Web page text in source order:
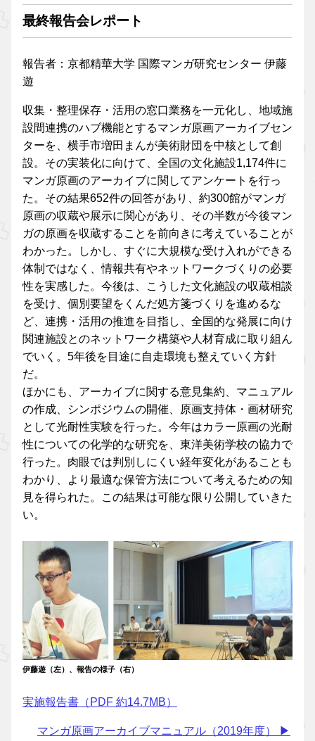
最終報告会レポート
報告者：京都精華大学 国際マンガ研究センター 伊藤
遊
収集・整理保存・活用の窓口業務を一元化し、地域施
設間連携のハブ機能とするマンガ原画アーカイブセン
ターを、横手市増田まんが美術財団を中核として創
設。その実装化に向けて、全国の文化施設1,174件に
マンガ原画のアーカイブに関してアンケートを行っ
た。その結果652件の回答があり、約300館がマンガ
原画の収蔵や展示に関心があり、その半数が今後マン
ガの原画を収蔵することを前向きに考えていることが
わかった。しかし、すぐに大規模な受け入れができる
体制ではなく、情報共有やネットワークづくりの必要
性を実感した。今後は、こうした文化施設の収蔵相談
を受け、個別要望をくんだ処方箋づくりを進めるな
ど、連携・活用の推進を目指し、全国的な発展に向け
関連施設とのネットワーク構築や人材育成に取り組ん
でいく。5年後を目途に自走環境も整えていく方針
だ。
ほかにも、アーカイブに関する意見集約、マニュアル
の作成、シンポジウムの開催、原画支持体・画材研究
として光耐性実験を行った。今年はカラー原画の光耐
性についての化学的な研究を、東洋美術学校の協力で
行った。肉眼では判別しにくい経年変化があることも
わかり、より最適な保管方法について考えるための知
見を得られた。この結果は可能な限り公開していきた
い。
伊藤遊（左）、報告の様子（右）
実施報告書（PDF 約14.7MB）
マンガ原画アーカイブマニュアル（2019年度） ▶